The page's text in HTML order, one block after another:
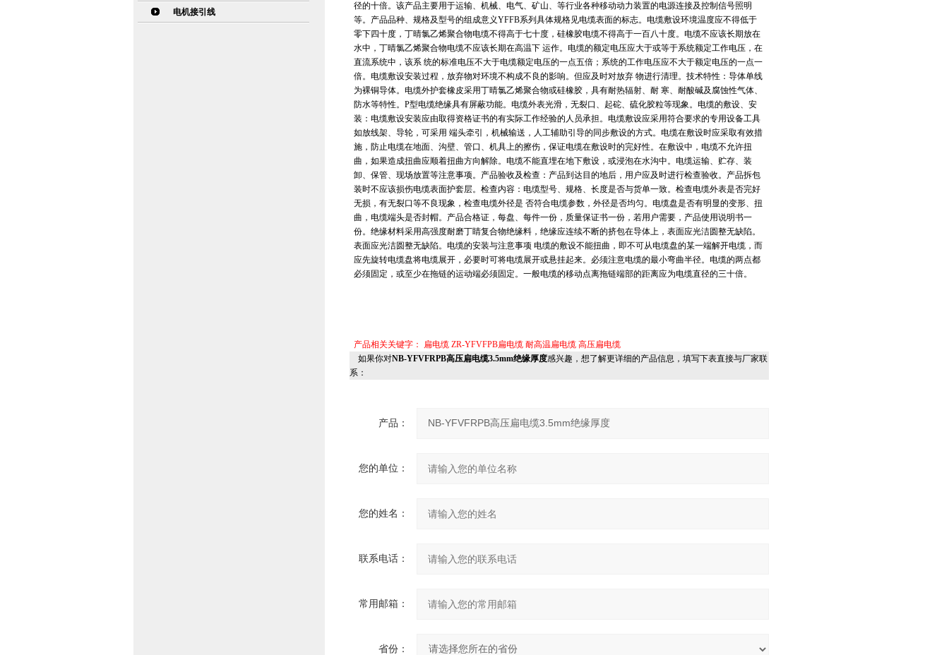
电机接引线
径的十倍。该产品主要用于运输、机械、电气、矿山、等行业各种移动动力装置的电源连接及控制信号照明
等。产品品种、规格及型号的组成意义YFFB系列具体规格见电缆表面的标志。电缆敷设环境温度应不得低于
零下四十度，丁晴氯乙烯聚合物电缆不得高于七十度，硅橡胶电缆不得高于一百八十度。电缆不应该长期放在
水中，丁晴氯乙烯聚合物电缆不应该长期在高温下 运作。电缆的额定电压应大于或等于系统额定工作电压，在
直流系统中，该系 统的标准电压不大于电缆额定电压的一点五倍；系统的工作电压应不大于额定电压的一点一
倍。电缆敷设安装过程，放弃物对环境不构成不良的影响。但应及时对放弃 物进行清理。技术特性：导体单线
为裸铜导体。电缆外护套橡皮采用丁晴氯乙烯聚合物或硅橡胶，具有耐热辐射、耐 寒、耐酸碱及腐蚀性气体、
防水等特性。P型电缆绝缘具有屏蔽功能。电缆外表光滑，无裂口、起砣、硫化胶粒等现象。电缆的敷设、安
装：电缆敷设安装应由取得资格证书的有实际工作经验的人员承担。电缆敷设应采用符合要求的专用设备工具
如放线架、导轮，可采用 端头牵引，机械输送，人工辅助引导的同步敷设的方式。电缆在敷设时应采取有效措
施，防止电缆在地面、沟壁、管口、机具上的擦伤，保证电缆在敷设时的完好性。在敷设中，电缆不允许扭
曲，如果造成扭曲应顺着扭曲方向解除。电缆不能直埋在地下敷设，或浸泡在水沟中。电缆运输、贮存、装
卸、保管、现场放置等注意事项。产品验收及检查：产品到达目的地后，用户应及时进行检查验收。产品拆包
装时不应该损伤电缆表面护套层。检查内容：电缆型号、规格、长度是否与货单一致。检查电缆外表是否完好
无损，有无裂口等不良现象，检查电缆外径是 否符合电缆参数，外径是否均匀。电缆盘是否有明显的变形、扭
曲，电缆端头是否封帽。产品合格证，每盘、每件一份，质量保证书一份，若用户需要，产品使用说明书一
份。绝缘材料采用高强度耐磨丁睛复合物绝缘料，绝缘应连续不断的挤包在导体上，表面应光洁圆整无缺陷。
表面应光洁圆整无缺陷。电缆的安装与注意事项 电缆的敷设不能扭曲，即不可从电缆盘的某一端解开电缆，而
应先旋转电缆盘将电缆展开，必要时可将电缆展开或悬挂起来。必须注意电缆的最小弯曲半径。电缆的两点都
必须固定，或至少在拖链的运动端必须固定。一般电缆的移动点离拖链端部的距离应为电缆直径的三十倍。
产品相关关键字： 扁电缆 ZR-YFVFPB扁电缆 耐高温扁电缆 高压扁电缆
如果你对NB-YFVFRPB高压扁电缆3.5mm绝缘厚度感兴趣，想了解更详细的产品信息，填写下表直接与厂家联
系：
产品：
您的单位：
您的姓名：
联系电话：
常用邮箱：
省份：